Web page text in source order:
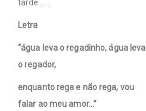
tarde . . .
Letra
“água leva o regadinho, água leva
o regador,
enquanto rega e não rega, vou
falar ao meu amor…”